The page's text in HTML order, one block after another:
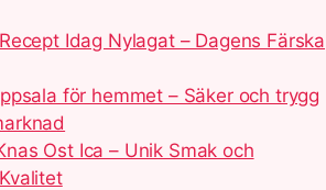
Idag Nylagat – Dagens Färska
för hemmet – Säker och trygg
Ost Ica – Unik Smak och